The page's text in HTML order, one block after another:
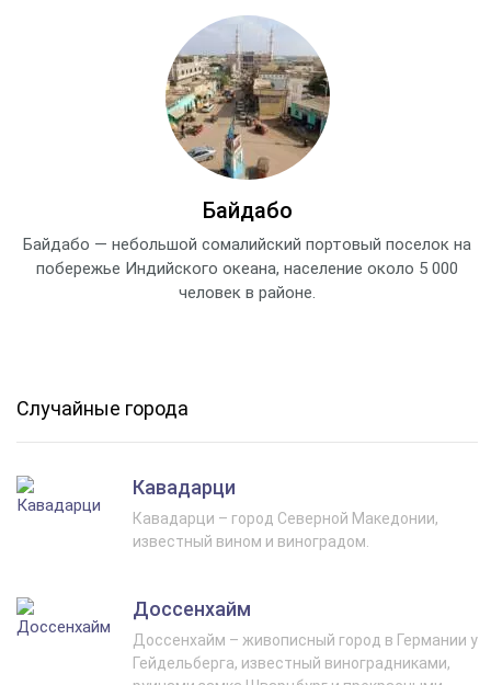
Байдабо
Байдабо — небольшой сомалийский портовый поселок на
побережье Индийского океана, население около 5 000
человек в районе.
Случайные города
Кавадарци
Кавадарци – город Северной Македонии,
известный вином и виноградом.
Доссенхайм
Доссенхайм – живописный город в Германии у
Гейдельберга, известный виноградниками,